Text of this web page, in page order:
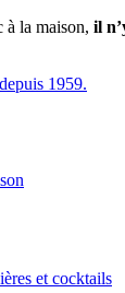
à la maison, il
et cocktails